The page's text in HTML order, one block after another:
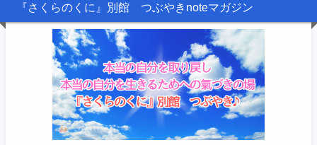
『さくらのくに』別館 つぶやきnoteマガジン